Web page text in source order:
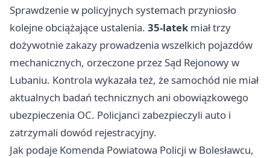
Sprawdzenie w policyjnych systemach przyniosło
kolejne obciążające ustalenia. 35-latek miał trzy
dożywotnie zakazy prowadzenia wszelkich pojazdów
mechanicznych, orzeczone przez Sąd Rejonowy w
Lubaniu. Kontrola wykazała też, że samochód nie miał
aktualnych badań technicznych ani obowiązkowego
ubezpieczenia OC. Policjanci zabezpieczyli auto i
zatrzymali dowód rejestracyjny.
Jak podaje Komenda Powiatowa Policji w Bolesławcu,